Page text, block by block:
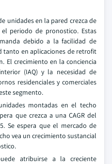
unidades en la pared crezca de
periodo de pronostico. Estas
debido a la facilidad de
tanto en aplicaciones de retrofit
El crecimiento en la conciencia
(IAQ) y la necesidad de
residenciales y comerciales
segmento.
montadas en el techo
que crezca a una CAGR del
Se espera que el mercado de
vea un crecimiento sustancial
atribuirse a la creciente